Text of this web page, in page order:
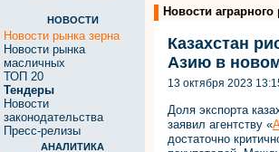
НОВОСТИ
Новости рынка зерна
Новости рынка
масличных
ТОП 20
Тендеры
Новости
законодательства
Пресс-релизы
АНАЛИТИКА
Новости
Казахстан
Азию в
13 октября 2023
Доля экспорта
заявил агентству «
достаточно